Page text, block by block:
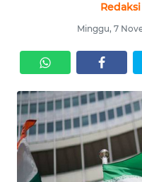
Minggu, 7
KRIMINAL
EKUIN
SAINS-TEKNO